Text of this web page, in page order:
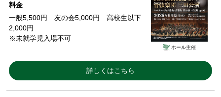
ホール主催
料金
一般5,500円 友の会5,000円 高校生以下
2,000円
※未就学児入場不可
詳しくはこちら